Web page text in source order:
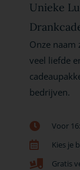
Unieke
Onze naam
veel liefde
bedrijven.
Voor
Kies je
Gratis